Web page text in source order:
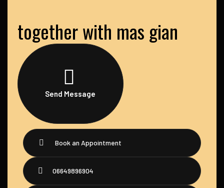
together with mas gian
Send Message
Book an Appointment
06649896904